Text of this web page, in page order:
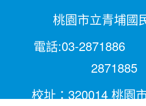
桃園市立青埔國
電話:03-2871886
2871885
校址：320014 桃園